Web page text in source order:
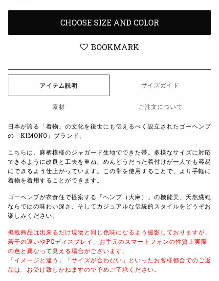
CHOOSE SIZE AND COLOR
BOOKMARK
アイテム説明 サイズガイド
素材 ご注文について
日本が誇る「着物」の文化を後世にも伝えるべく設立されたゴーヘンプ
の「KIMONO」ブランド。
こちらは、麻柄模様のジャガード生地でできた帯。多様なサイズに対応
できるように改良と工夫を重ね、めんどうだった着付けが一人でも容易
にできるよう仕上がっています。この帯を使用することで、より手軽に
着物を着用することができます。
ゴーヘンプが衣食住で提案する「ヘンプ（大麻）」の機能美、天然繊維
ならではの味わい深さ、そしてカジュアルな伝統的スタイルをどうぞお
楽しみください。
掲載商品は出来るだけ現物と同じ色味になるよう 撮影しておりますが、
若干の違いやPCディスプレイ、 お手元のスマートフォンの性質上実際
の色と異なって見える場合がございます。
「イメージと違う」「サイズが合わない」といったお客様都合でのご返
品は、 お受け致しかねますので予めご了承ください。